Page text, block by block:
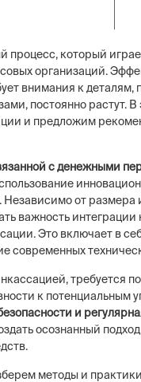
процесс, который
организаций.
внимания к деталям,
постоянно растут. В
и предложим
с денежными
Независимо от размера
важность
Это включает в
современных
требуется
к потенциальным
и
осознанный
методы и